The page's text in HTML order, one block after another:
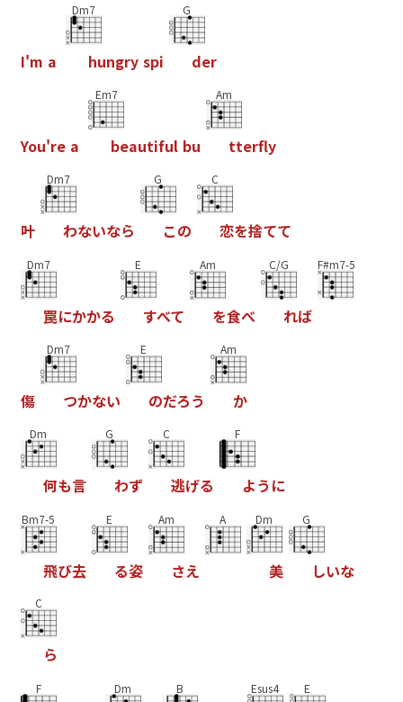
I'm a
Dm7
hungry spi
G
der
You're a
Em7
beautiful bu
Am
tterfy
叶
Dm7
わないなら
G
この
C
恋を捨てて
Dm7
罠にかかる
E
すべて
Am
を食べ
C/G
れば
F#m7-5
傷
Dm7
つかない
E
のだろう
Am
か
Dm
何も言
G
わず
C
逃げる
F
よう に
Bm7-5
飛び去
E
る姿
Am
さえ
A Dm
美
G
しいな
C
ら
F Dm B Esus4 E